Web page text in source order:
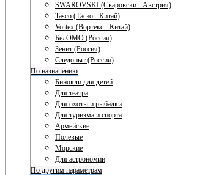
SWAROVSKI (Сваровски - Австрия)
Tasco (Таско - Китай)
Vortex (Вортекс - Китай)
БелОМО (Россия)
Зенит (Россия)
Следопыт (Россия)
По назначению
Бинокли для детей
Для театра
Для охоты и рыбалки
Для туризма и спорта
Армейские
Полевые
Морские
Для астрономии
По другим параметрам